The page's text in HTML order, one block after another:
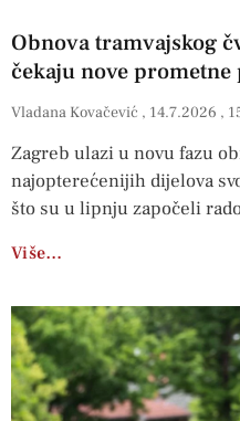
Obnova tramvajskog
čekaju nove
Vladana Kovačević 14.7.2026
Zagreb ulazi u novu fazu
najopterećenijih dijelova
što su u lipnju započeli
Više…